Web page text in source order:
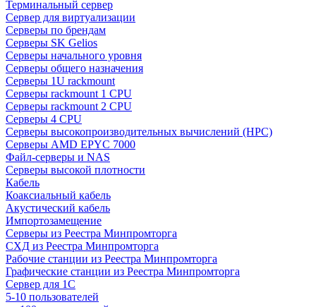
Терминальный сервер
Сервер для виртуализации
Серверы по брендам
Серверы SK Gelios
Серверы начального уровня
Серверы общего назначения
Серверы 1U rackmount
Серверы rackmount 1 CPU
Серверы rackmount 2 CPU
Серверы 4 CPU
Серверы высокопроизводительных вычислений (HPC)
Серверы AMD EPYC 7000
Файл-серверы и NAS
Серверы высокой плотности
Кабель
Коаксиальный кабель
Акустический кабель
Импортозамещение
Серверы из Реестра Минпромторга
СХД из Реестра Минпромторга
Рабочие станции из Реестра Минпромторга
Графические станции из Реестра Минпромторга
Сервер для 1С
5-10 пользователей